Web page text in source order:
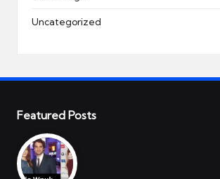
Uncategorized
Featured Posts